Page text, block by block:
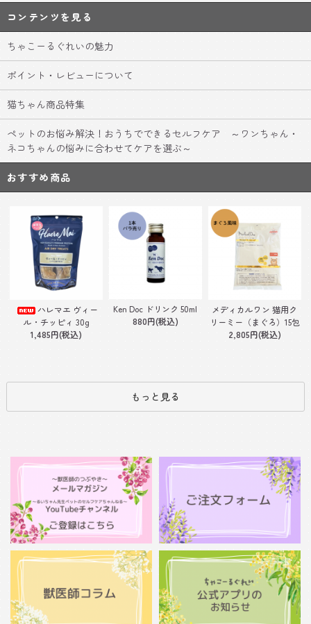
コンテンツを見る
ちゃこーるぐれいの魅力
ポイント・レビューについて
猫ちゃん商品特集
ペットのお悩み解決！おうちでできるセルフケア ～ワンちゃん・
ネコちゃんの悩みに合わせてケアを選ぶ～
おすすめ商品
ハレマエ ヴィー
ル・チッピィ 30g
1,485円(税込)
Ken Doc ドリンク 50ml
880円(税込)
メディカルワン 猫用ク
リーミー（まぐろ）15包
2,805円(税込)
もっと見る